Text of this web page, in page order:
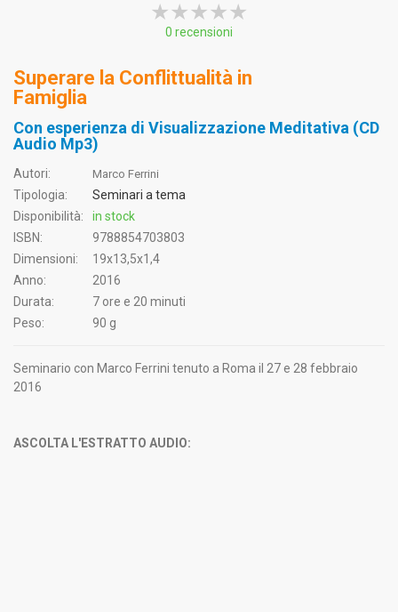
★★★★★
★★★★★
★★★★★
0 recensioni
Superare la Conflittualità in
Famiglia
Con esperienza di Visualizzazione Meditativa (CD
Audio Mp3)
Autori: Marco Ferrini
Tipologia:
Seminari a tema
Disponibilità:
in stock
ISBN:
9788854703803
Dimensioni:
19x13,5x1,4
Anno:
2016
Durata:
7 ore e 20 minuti
Peso:
90 g
Seminario con Marco Ferrini tenuto a Roma il 27 e 28 febbraio
2016
ASCOLTA L'ESTRATTO AUDIO: